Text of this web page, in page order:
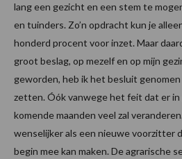
lang een gezicht en een stem te
en tuinders. Zo’n opdracht kun je
honderd procent voor inzet. Maar
groot beslag, op mezelf en op mijn
geworden, heb ik het besluit
zetten. Óók vanwege het feit dat er in
komende maanden veel zal
wenselijker als een nieuwe voorzitter
begin mee kan maken. De agrarische